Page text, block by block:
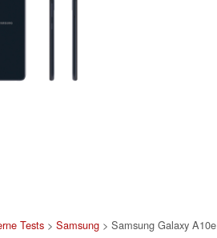
Tests >Samsung > Samsung Galaxy A10e